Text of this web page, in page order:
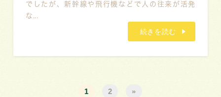
でしたが、新幹線や飛行機などで人の往来が活発
な...
続きを読む
1 2 »